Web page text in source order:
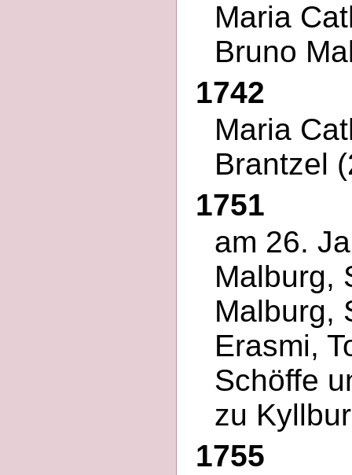
Maria
Bruno
1742
Maria
Brantzel
1751
am 26.
Malburg,
Malburg,
Erasmi,
Schöffe
zu
1755